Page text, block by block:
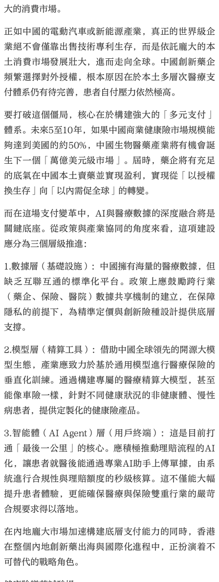
大的消費市場。
正如中國的電動汽車或新能源產業，真正的世界級企
業絕不會僅靠出售技術專利生存，而是依託龐大的本
土消費市場發展壯大，進而走向全球。中國創新藥企
頻繁選擇對外授權，根本原因在於本土多層次醫療支
付體系仍有待完善，患者自付壓力依然極高。
要打破這個僵局，核心在於構建強大的「多元支付」
體系。未來5至10年，如果中國商業健康險市場規模能
夠達到美國的約50%，中國生物醫藥產業將有機會誕
生下一個「萬億美元級市場」。屆時，藥企將有充足
的底氣在中國本土賣藥並實現盈利，實現從「以授權
換生存」向「以內需促全球」的轉變。
而在這場支付變革中，AI與醫療數據的深度融合將是
關鍵底座。從政策與產業協同的角度來看，這項建設
應分為三個層級推進：
1.數據層（基礎設施）：中國擁有海量的醫療數據，但
缺乏互聯互通的標準化平台。政策上應鼓勵跨行業
（藥企、保險、醫院）數據共享機制的建立，在保障
隱私的前提下，為精準定價與創新險種設計提供底層
支撐。
2.模型層（精算工具）：借助中國全球領先的開源大模
型生態，產業應致力於基於通用模型進行醫療保險的
垂直化訓練。通過構建專屬的醫療精算大模型，甚至
能像車險一樣，針對不同健康狀況的非健康體、慢性
病患者，提供定製化的健康險產品。
3.智能體（AI Agent）層（用戶終端）：這是目前打
通「最後一公里」的核心。應積極推動理賠流程的AI
化，讓患者就醫後能通過專業AI助手上傳單據，由系
統進行合規性與理賠額度的秒級核算。這不僅能大幅
提升患者體驗，更能確保醫療與保險雙重行業的嚴苛
合規要求得以落地。
在內地龐大市場加速構建底層支付能力的同時，香港
在整個內地創新藥出海與國際化進程中，正扮演着不
可替代的戰略角色。